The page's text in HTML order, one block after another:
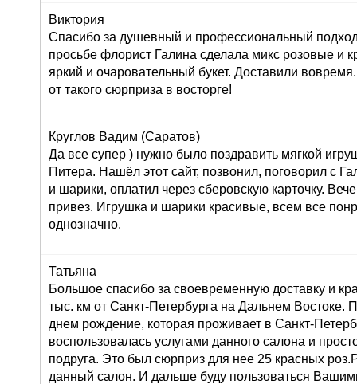
Виктория
Спасибо за душевный и профессиональный
просьбе флорист Галина сделала микс розовые и
яркий и очаровательный букет. Доставили
от такого сюрприза в восторге!
Круглов Вадим (Саратов)
Да все супер ) нужно было поздравить мягкой
Питера. Нашёл этот сайт, позвонил, поговорил с
и шарики, оплатил через сберовскую карточку.
привез. Игрушка и шарики красивые, всем все
однозначно.
Татьяна
Большое спасибо за своевременную доставку и
тыс. км от Санкт-Петербурга на Дальнем Востоке.
днем рождение, которая проживает в Санкт-
воспользовалась услугами данного салона и
подруга. Это был сюрприз для нее 25 красных
данный салон. И дальше буду пользоваться